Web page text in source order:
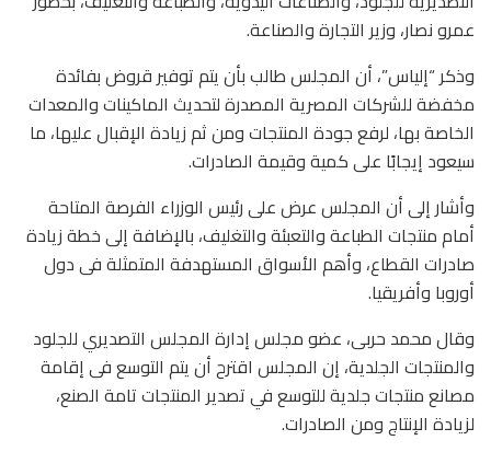
عمرو نصار، وزير التجارة والصناعة.
وذكر “إلياس”، أن المجلس طالب بأن يتم توفير قروض بفائدة
مخفضة للشركات المصرية المصدرة لتحديث الماكينات والمعدات
الخاصة بها، لرفع جودة المنتجات ومن ثم زيادة الإقبال عليها، ما
سيعود إيجابًا على كمية وقيمة الصادرات.
وأشار إلى أن المجلس عرض على رئيس الوزراء الفرصة المتاحة
أمام منتجات الطباعة والتعبئة والتغليف، بالإضافة إلى خطة زيادة
صادرات القطاع، وأهم الأسواق المستهدفة المتمثلة فى دول
أوروبا وأفريقيا.
وقال محمد حربى، عضو مجلس إدارة المجلس التصديري للجلود
والمنتجات الجلدية، إن المجلس اقترح أن يتم التوسع فى إقامة
مصانع منتجات جلدية للتوسع في تصدير المنتجات تامة الصنع،
لزيادة الإنتاج ومن الصادرات.